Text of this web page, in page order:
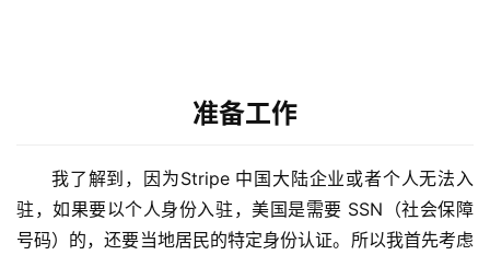
准备工作
我了解到，因为Stripe 中国大陆企业或者个人无法入
驻，如果要以个人身份入驻，美国是需要 SSN（社会保障
号码）的，还要当地居民的特定身份认证。所以我首先考虑